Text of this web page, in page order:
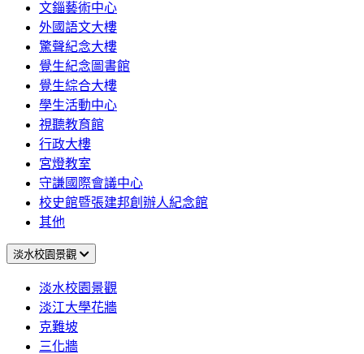
文錙藝術中心
外國語文大樓
驚聲紀念大樓
覺生紀念圖書館
覺生綜合大樓
學生活動中心
視聽教育館
行政大樓
宮燈教室
守謙國際會議中心
校史館暨張建邦創辦人紀念館
其他
淡水校園景觀
淡水校園景觀
淡江大學花牆
克難坡
三化牆